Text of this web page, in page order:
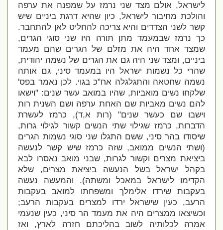
לישראל, אולם מצד שני נרמז על שמפנה את ערפה
והולכת מחיבור לישראל, כיון שהיא דרגת ביניים שיש
קשר לשני הצדדים והיא צריכה להחליט לאן להתחבר.
כך נרמז שבמעמד מתן תורה היו שני סוגי הגרים,
שמצד אחד היה את מזלם של הגרים שהם מעמד
ביניים, ומצד שני היה גם את הגרים של נשמה יהודית,
שהרי כל נשמות ישראל היו במעמד סיני, גם אותה
נשמה שחטאה והתגלגלה אח"כ בגוי. לכן נאמר בפס'
שלקחו נשים מואביות, שהיו במואב עשר שנים: "וישאו
להם נשים מאביות שם האחת ערפה ושם השנית רות
וישבו שם כעשר שנים" (רות א,ד), כרמז לעשרת
הדברות, כרמז שגילוי שתי הנשים קשור לגילוי גרות,
שיסודו בהר סיני, ששם התגלו שני סוגי נשמות הגרים
(ושתי הנשים ממואב, שזה כרמז שיש קשר לנעשה
ביציאת מצרים וקשור לגרות, שבני מואב נאסרו לבא
בקהל ישראל בשל הנעשה ביציאת מצרים, שלא
הקדימו לישראל במאכל ומשתה). והמעשה נעשה
בעקבות שירדו אלימלך ומשפחתו למואב בעקבות
הרעב, כעין שישראל ירדו למצרים בעקבות הרעב;
וכשיצאו ממצרים היה את מעמד הר סיני, כעין שנעמי
אמרה לכלותיה לשוב בהליכתם חזרה לארץ, ואז